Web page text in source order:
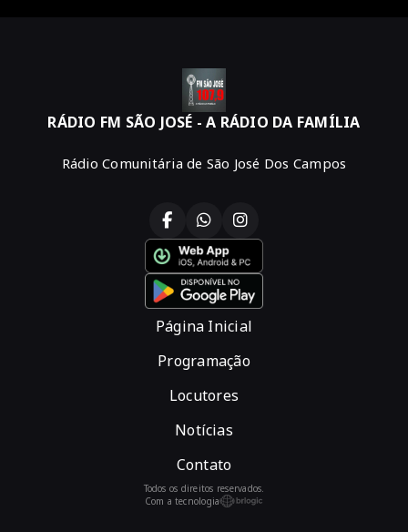
RÁDIO FM SÃO JOSÉ - A RÁDIO DA FAMÍLIA
Rádio Comunitária de São José Dos Campos
Página Inicial
Programação
Locutores
Notícias
Contato
Todos os direitos reservados.
Com a tecnologia